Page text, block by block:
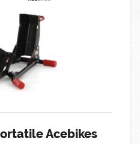
Acebikes